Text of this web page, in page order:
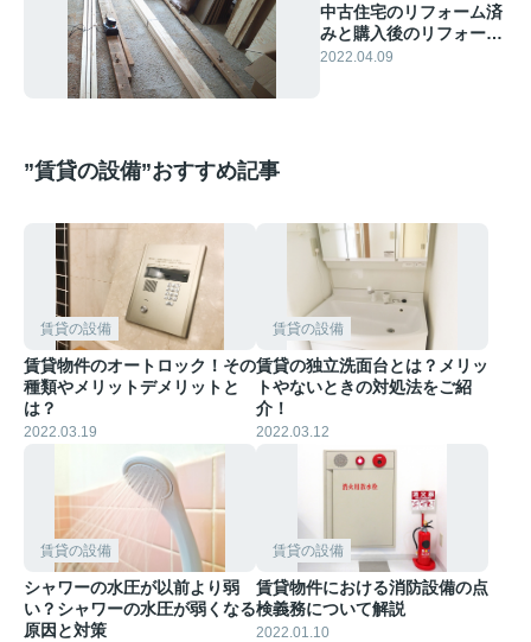
中古住宅のリフォーム済
みと購入後のリフォーム
について比較！
2022.04.09
”賃貸の設備”おすすめ記事
賃貸の設備
賃貸物件のオートロック！その
種類やメリットデメリットと
は？
2022.03.19
賃貸の設備
賃貸の独立洗面台とは？メリッ
トやないときの対処法をご紹
介！
2022.03.12
賃貸の設備
シャワーの水圧が以前より弱
い？シャワーの水圧が弱くなる
原因と対策
賃貸の設備
賃貸物件における消防設備の点
検義務について解説
2022.01.10